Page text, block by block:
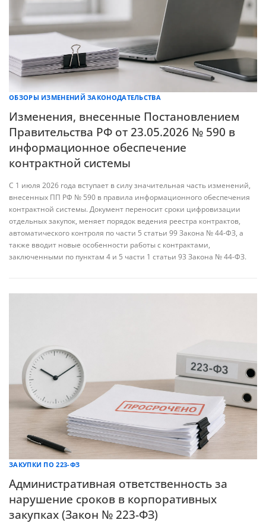
ОБЗОРЫ ИЗМЕНЕНИЙ ЗАКОНОДАТЕЛЬСТВА
Изменения, внесенные Постановлением
Правительства РФ от 23.05.2026 № 590 в
информационное обеспечение
контрактной системы
С 1 июля 2026 года вступает в силу значительная часть изменений,
внесенных ПП РФ № 590 в правила информационного обеспечения
контрактной системы. Документ переносит сроки цифровизации
отдельных закупок, меняет порядок ведения реестра контрактов,
автоматического контроля по части 5 статьи 99 Закона № 44-ФЗ, а
также вводит новые особенности работы с контрактами,
заключенными по пунктам 4 и 5 части 1 статьи 93 Закона № 44-ФЗ.
ЗАКУПКИ ПО 223-ФЗ
Административная ответственность за
нарушение сроков в корпоративных
закупках (Закон № 223-ФЗ)